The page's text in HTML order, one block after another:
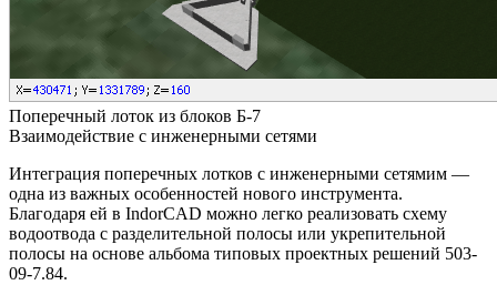
Поперечный лоток из блоков Б-7
Взаимодействие с инженерными сетями
Интеграция поперечных лотков с инженерными сетямим —
одна из важных особенностей нового инструмента.
Благодаря ей в IndorCAD можно легко реализовать схему
водоотвода с разделительной полосы или укрепительной
полосы на основе альбома типовых проектных решений 503-
09-7.84.